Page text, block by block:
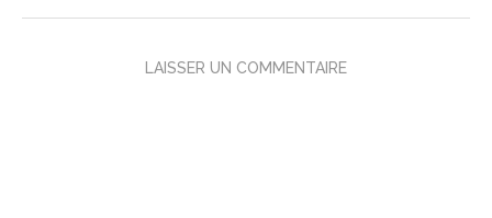
LAISSER UN COMMENTAIRE